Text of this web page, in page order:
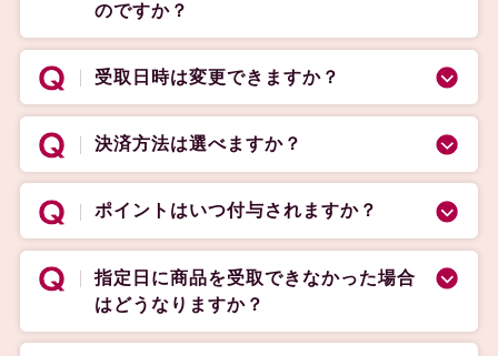
のですか？
受取日時は変更できますか？
決済方法は選べますか？
ポイントはいつ付与されますか？
指定日に商品を受取できなかった場合
はどうなりますか？